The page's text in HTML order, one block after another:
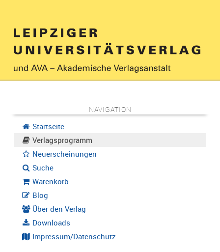
NAVIGATION
Startseite
Verlagsprogramm
Neuerscheinungen
Suche
Warenkorb
Blog
Über den Verlag
Downloads
Impressum/Datenschutz